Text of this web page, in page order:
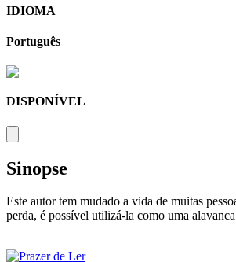
IDIOMA
Português
DISPONÍVEL
Sinopse
Este autor tem mudado a vida de muitas
perda, é possível utilizá-la como uma